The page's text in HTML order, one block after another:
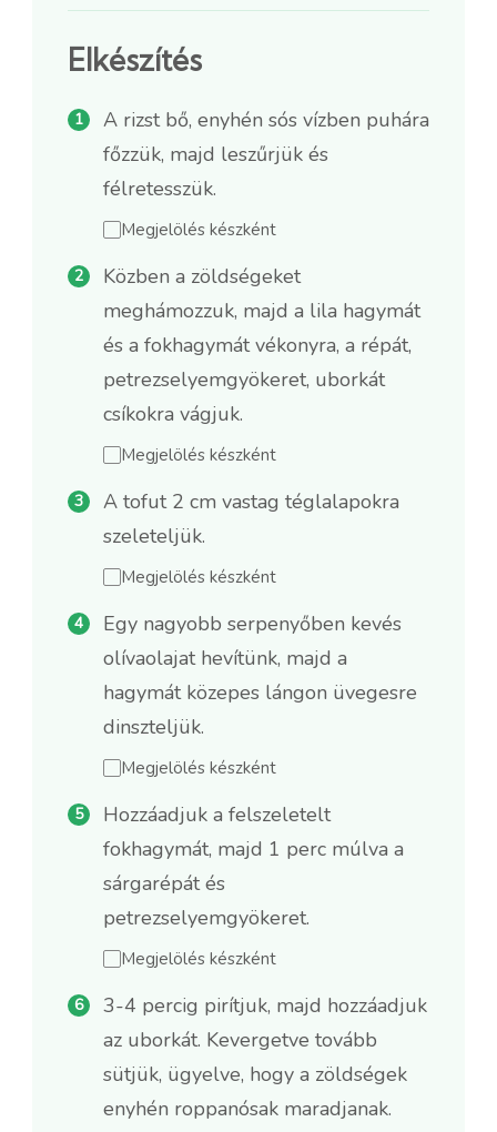
Elkészítés
A rizst bő, enyhén sós vízben puhára
főzzük, majd leszűrjük és
félretesszük.
Megjelölés készként
Közben a zöldségeket
meghámozzuk, majd a lila hagymát
és a fokhagymát vékonyra, a répát,
petrezselyemgyökeret, uborkát
csíkokra vágjuk.
Megjelölés készként
A tofut 2 cm vastag téglalapokra
szeleteljük.
Megjelölés készként
Egy nagyobb serpenyőben kevés
olívaolajat hevítünk, majd a
hagymát közepes lángon üvegesre
dinszteljük.
Megjelölés készként
Hozzáadjuk a felszeletelt
fokhagymát, majd 1 perc múlva a
sárgarépát és
petrezselyemgyökeret.
Megjelölés készként
3-4 percig pirítjuk, majd hozzáadjuk
az uborkát. Kevergetve tovább
sütjük, ügyelve, hogy a zöldségek
enyhén roppanósak maradjanak.